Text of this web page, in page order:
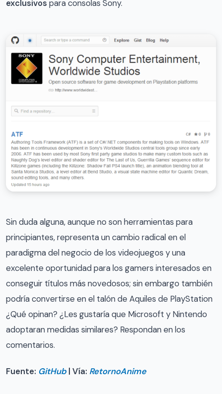
exclusivos para consolas Sony.
Sin duda alguna, aunque no son herramientas para
principiantes, representa un cambio radical en el
paradigma del negocio de los videojuegos y una
excelente oportunidad para los gamers interesados en
conseguir títulos más novedosos; sin embargo también
podría convertirse en el talón de Aquiles de PlayStation
¿Qué opinan? ¿Les gustaría que Microsoft y Nintendo
adoptaran medidas similares? Respondan en los
comentarios.
Fuente: GitHub | Vía: RetornoAnime